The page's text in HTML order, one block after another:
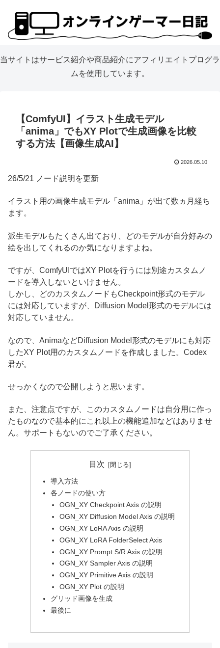
当サイトはサービス紹介や商品紹介にアフィリエイトプログラ
ムを使用しています。
【ComfyUI】イラスト生成モデル
「anima」でもXY Plotで生成画像を比較
する方法【画像生成AI】
2026.05.10
26/5/21 ノード説明を更新
イラスト用の画像生成モデル「anima」が出て数ヵ月経ち
ます。
派生モデルもたくさん出ており、どのモデルが自分好みの
絵を出してくれるのか気になりますよね。
ですが、ComfyUIではXY Plotを行うには別途カスタムノ
ードを導入しないといけません。
しかし、どのカスタムノードもCheckpoint形式のモデル
には対応していますが、Diffusion Model形式のモデルには
対応していません。
なので、AnimaなどDiffusion Model形式のモデルにも対応
したXY Plot用のカスタムノードを作成しました。Codex
君が。
せっかくなので公開しようと思います。
また、注意点ですが、このカスタムノードは自分用に作っ
たものなので基本的にこれ以上の機能追加などはありませ
ん。サポートもないのでご了承ください。
目次
導入方法
各ノードの使い方
OGN_XY Checkpoint Axis の説明
OGN_XY Diffusion Model Axis の説明
OGN_XY LoRA Axis の説明
OGN_XY LoRA FolderSelect Axis
OGN_XY Prompt S/R Axis の説明
OGN_XY Sampler Axis の説明
OGN_XY Primitive Axis の説明
OGN_XY Plot の説明
グリッド画像を生成
最後に